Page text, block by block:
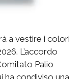
a vestire i colori
L’accordo
Palio
ha condiviso una